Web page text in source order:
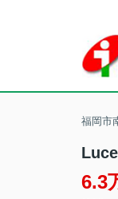
福岡市
Luce
6.3